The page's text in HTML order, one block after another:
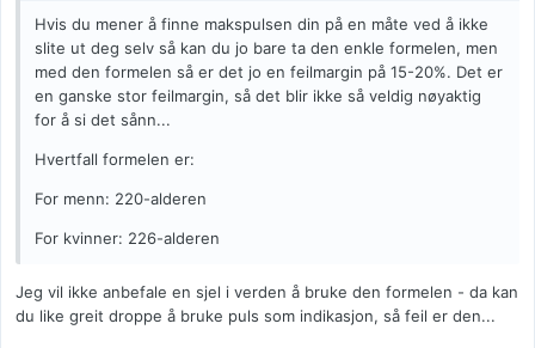
Hvis du mener å finne makspulsen din på en måte ved å ikke
slite ut deg selv så kan du jo bare ta den enkle formelen, men
med den formelen så er det jo en feilmargin på 15-20%. Det er
en ganske stor feilmargin, så det blir ikke så veldig nøyaktig
for å si det sånn...
Hvertfall formelen er:
For menn: 220-alderen
For kvinner: 226-alderen
Jeg vil ikke anbefale en sjel i verden å bruke den formelen - da kan
du like greit droppe å bruke puls som indikasjon, så feil er den...